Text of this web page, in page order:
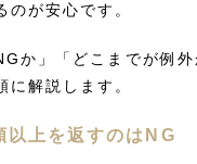
のが安心です。
か」「どこまでが例外
に解説します。
以上を返すのはNG